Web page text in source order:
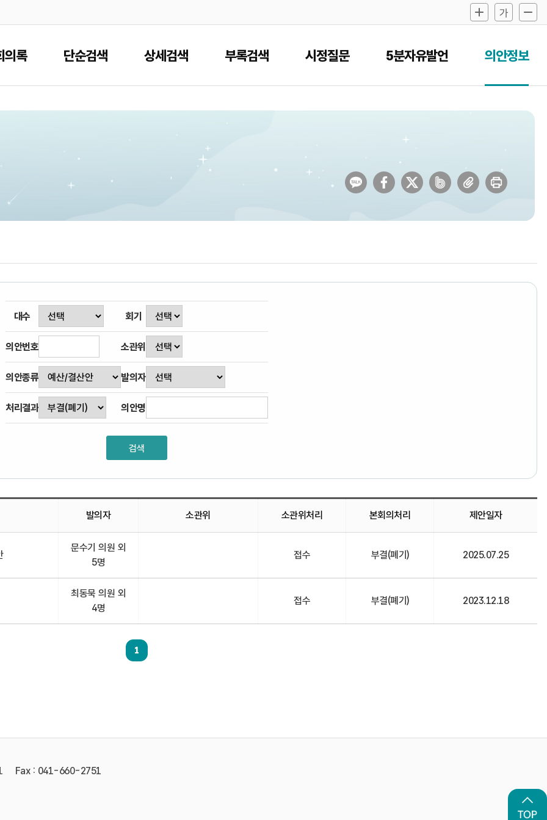
의록 단순검색 상세검색 부록검색 시정질문 5분자유발언 의안정보
대수 회기
의안번호 소관위
의안종류 발의자
처리결과 의안명
발의자 소관위 소관위처리 본회의처리 제안일자
문수기 의원 외
5명
접수 부결(폐기) 2025.07.25
최동묵 의원 외
4명
접수 부결(폐기) 2023.12.18
1
Fax : 041-660-2751